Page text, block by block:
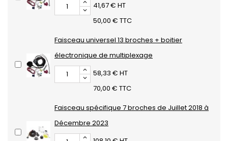
41,67 € HT
50,00 € TTC
Faisceau universel 13 broches + boitier
électronique de multiplexage
58,33 € HT
70,00 € TTC
Faisceau spécifique 7 broches de Juillet 2018 à
Décembre 2023